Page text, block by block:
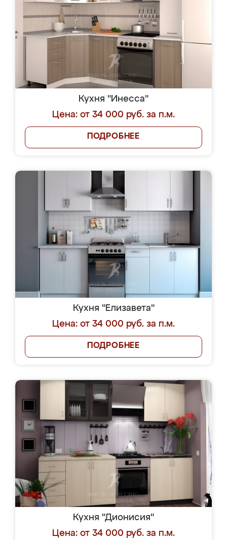
Кухня "Инесса"
Цена: от 34 000 руб. за п.м.
ПОДРОБНЕЕ
Кухня "Елизавета"
Цена: от 34 000 руб. за п.м.
ПОДРОБНЕЕ
Кухня "Дионисия"
Цена: от 34 000 руб. за п.м.